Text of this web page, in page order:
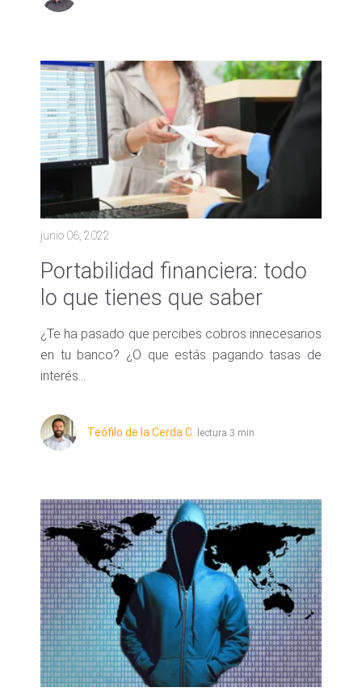
junio 06, 2022
Portabilidad financiera: todo
lo que tienes que saber
¿Te ha pasado que percibes cobros innecesarios
en tu banco? ¿O que estás pagando tasas de
interés...
Teófilo de la Cerda C. lectura 3 min